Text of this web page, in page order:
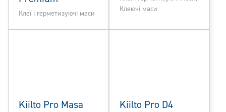
Клеї і герметизуючі маси
Клеючі маси
Kiilto Pro Masa
Kiilto Pro D4